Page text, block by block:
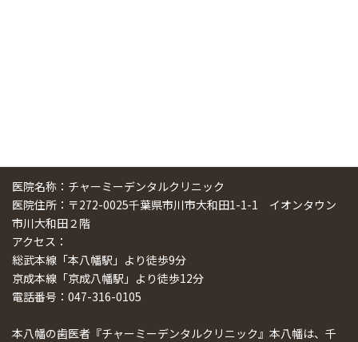
医院名称：チャーミーデンタルクリニック
医院住所：〒272-0025千葉県市川市大和田1-1-1 イオンタウン
市川大和田２階
アクセス：
総武本線「本八幡駅」より徒歩9分
京成本線「京成八幡駅」より徒歩12分
電話番号：047-316-0105
本八幡の歯医者『チャーミーデンタルクリニック』本八幡は、千